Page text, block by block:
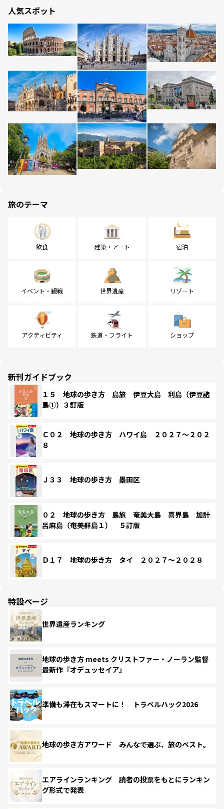
人気スポット
旅のテーマ
飲食 建築・アート 宿泊
イベント・観戦 世界遺産 リゾート
アクティビティ 鉄道・フライト ショップ
新刊ガイドブック
１５ 地球の歩き方 島旅 伊豆大島 利島（伊豆諸
島①）３訂版
Ｃ０２ 地球の歩き方 ハワイ島 ２０２７～２０２
８
Ｊ３３ 地球の歩き方 墨田区
０２ 地球の歩き方 島旅 奄美大島 喜界島 加計
呂麻島（奄美群島１） ５訂版
Ｄ１７ 地球の歩き方 タイ ２０２７～２０２８
特設ページ
世界遺産ランキング
地球の歩き方 meets クリストファー・ノーラン監督
最新作『オデュッセイア』
準備も滞在もスマートに！ トラベルハック2026
地球の歩き方アワード みんなで選ぶ、旅のベスト。
エアラインランキング 読者の投票をもとにランキン
グ形式で発表